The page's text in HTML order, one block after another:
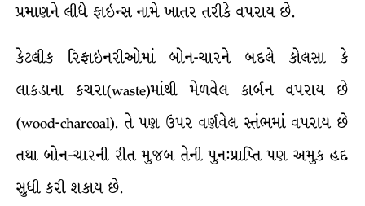
પ્રમાણને લીધે ફાઇન્સ નામે ખાતર તરીકે વપરાય છે.
કેટલીક રિફાઇનરીઓમાં બોન-ચારને બદલે કોલસા કે
લાકડાના કચરા(waste)માંથી મેળવેલ કાર્બન વપરાય છે
(wood-charcoal). તે પણ ઉપર વર્ણવેલ સ્તંભમાં વપરાય છે
તથા બોન-ચારની રીત મુજબ તેની પુન:પ્રાપ્તિ પણ અમુક હદ
સુધી કરી શકાય છે.